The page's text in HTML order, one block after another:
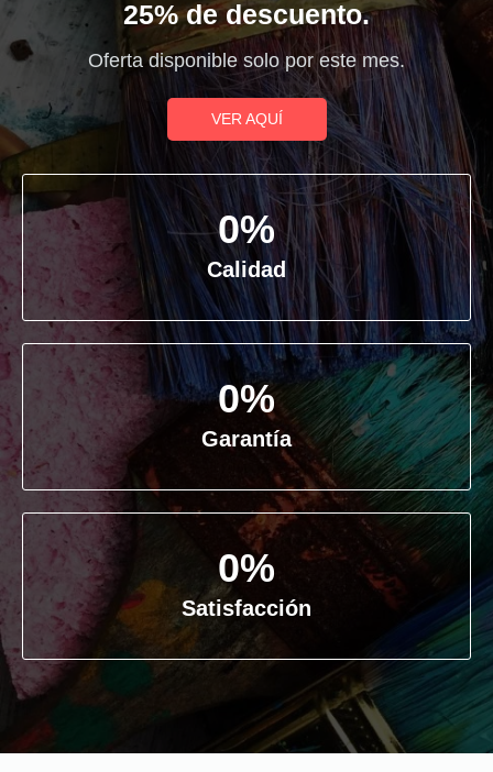
25% de descuento.
Oferta disponible solo por este mes.
VER AQUÍ
Calidad
0%
Garantía
0%
Satisfacción
0%